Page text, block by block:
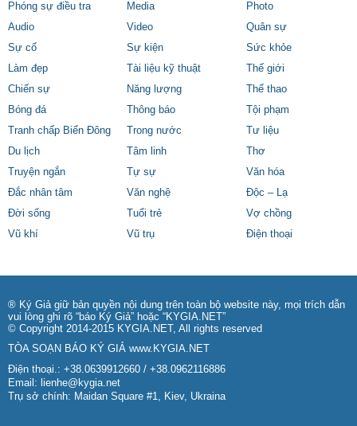
Phóng sự điều tra
Media
Photo
Audio
Video
Quân sự
Sự cố
Sự kiện
Sức khỏe
Làm đẹp
Tài liệu kỹ thuật
Thế giới
Chiến sự
Năng lượng
Thể thao
Bóng đá
Thông báo
Tội phạm
Tranh chấp Biển Đông
Trong nước
Tư liệu
Du lịch
Tâm linh
Thơ
Truyện ngắn
Tự sự
Văn hóa
Đắc nhân tâm
Văn nghệ
Độc – Lạ
Đời sống
Tuổi trẻ
Vợ chồng
Vũ khí
Vũ trụ Điện thoại
® Ký Giả giữ bản quyền nội dung trên toàn bộ website này, mọi trích dẫn
vui lòng ghi rõ “báo Ký Giả” hoặc “KYGIA.NET”
© Copyright 2014-2015 KYGIA.NET, All rights reserved
TÒA SOẠN BÁO KÝ GIẢ www.KYGIA.NET
Điện thoại.: +38.0639912660 / +38.0962116886
Email: lienhe@kygia.net
Trụ sở chính: Maidan Square #1, Kiev, Ukraina